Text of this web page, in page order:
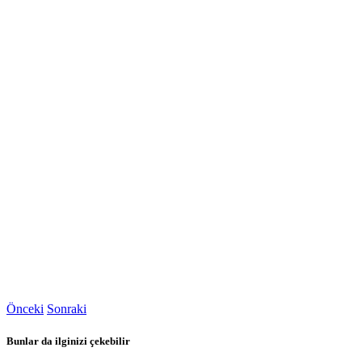
Önceki Sonraki
Bunlar da ilginizi çekebilir